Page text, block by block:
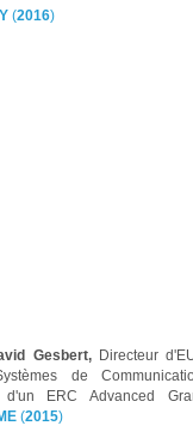
(2016)
Gesbert,Directeur
de
d'un ERC Advanced
(2015)